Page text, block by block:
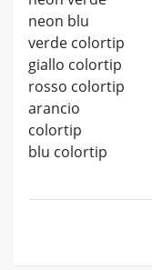
neon blu
verde colortip
giallo colortip
rosso colortip
arancio
colortip
blu colortip